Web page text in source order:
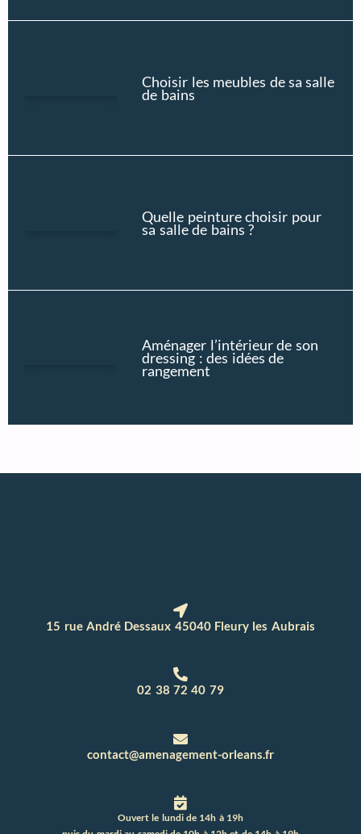
Choisir les meubles de sa salle
de bains
Quelle peinture choisir pour
sa salle de bains ?
Aménager l’intérieur de son
dressing : des idées de
rangement
15 rue André Dessaux 45040 Fleury les Aubrais
02 38 72 40 79
contact@amenagement-orleans.fr
Ouvert le lundi de 14h à 19h